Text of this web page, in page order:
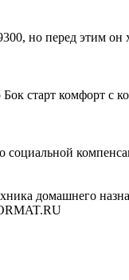
но перед этим он
старт комфорт с
домашнего